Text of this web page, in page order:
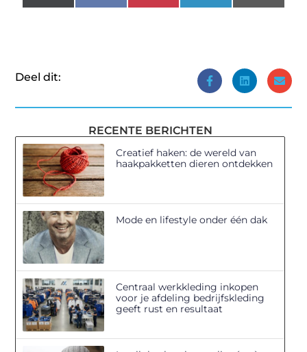
(Twitter)
Deel dit:
RECENTE BERICHTEN
Creatief haken: de wereld van
haakpakketten dieren ontdekken
Mode en lifestyle onder één dak
Centraal werkkleding inkopen
voor je afdeling bedrijfskleding
geeft rust en resultaat